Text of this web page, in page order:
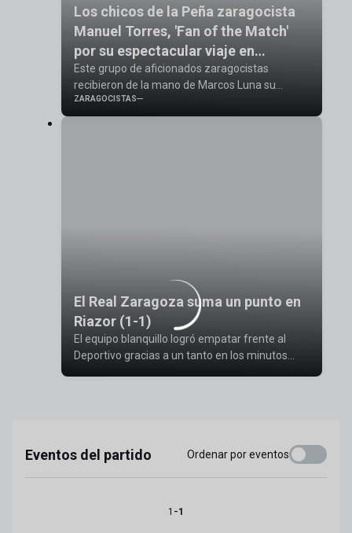
Los chicos de la Peña zaragocista
Manuel Torres, 'Fan of the Match'
por su espectacular viaje en
bicicleta
Este grupo de aficionados zaragocistas
recibieron de la mano de Marcos Luna su
bufanda tras viajar en bici desde Zaragoza a
tierras gallegas
ZARAGOCISTAS
El Real Zaragoza suma un punto en
Riazor (1-1)
El equipo blanquillo logró empatar frente al
Deportivo gracias a un tanto en los minutos
Eventos del partido Ordenar por eventos
1 -1